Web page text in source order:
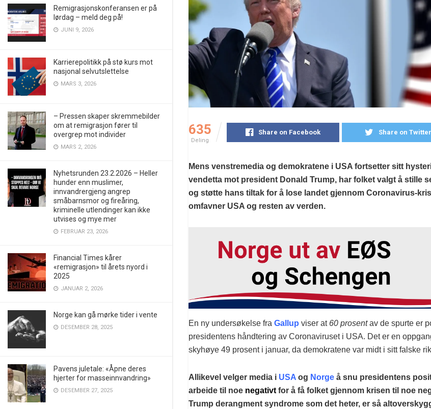
Remigrasjonskonferansen er på
lørdag – meld deg på!
JUNI 9, 2026
Karrierepolitikk på stø kurs mot
nasjonal selvutslettelse
MARS 3, 2026
– Pressen skaper skremmebilder
om at remigrasjon fører til
overgrep mot individer
MARS 2, 2026
Nyhetsrunden 23.2.2026 – Heller
hunder enn muslimer,
innvandrergjeng angrep
småbarnsmor og fireåring,
kriminelle utlendinger kan ikke
utvises og mye mer
FEBRUAR 23, 2026
Financial Times kårer
«remigrasjon» til årets nyord i
2025
JANUAR 2, 2026
Norge kan gå mørke tider i vente
DESEMBER 28, 2025
Pavens juletale: «Åpne deres
hjerter for masseinnvandring»
DESEMBER 27, 2025
635
Deling
Share on Facebook Share on Twitter
Mens venstremedia og demokratene i USA fortsetter sitt
vendetta mot president Donald Trump, har folket valgt å stille
og støtte hans tiltak for å lose landet gjennom Coronavirus-
omfavner USA og resten av verden.
En ny undersøkelse fra Gallup viser at 60 prosentav de spurte er
presidentens håndtering av Coronaviruset i USA. Det er en
skyhøye 49 prosent i januar, da demokratene var midt i sitt falske
Allikevel velger media i USA og Norge å snu presidentens
arbeide til noe negativt for å få folket gjennom krisen til noe
Trump derangment syndrome som det heter, er så